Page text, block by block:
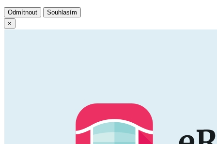
Odmítnout
Souhlasím
×